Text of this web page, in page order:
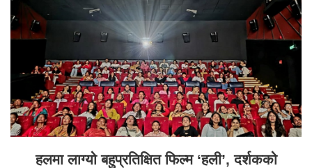
हलमा लाग्यो बहुप्रतिक्षित फिल्म ‘हली’, दर्शकको